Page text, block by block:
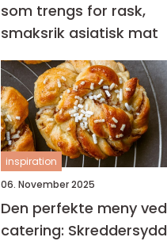
som trengs for rask,
smaksrik asiatisk mat
inspiration
06. November 2025
Den perfekte meny ved
catering: Skreddersydd